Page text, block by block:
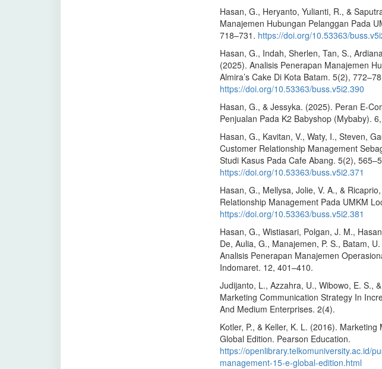
Hasan, G., Heryanto, Yulianti, R., &
Manajemen Hubungan Pelanggan Pada
718–731. https://doi.org/10.53363/
Hasan, G., Indah, Sherlen, Tan, S.,
(2025). Analisis Penerapan Manajemen
Almira’s Cake Di Kota Batam. 5(2),
https://doi.org/10.53363/buss.v5i2.390
Hasan, G., & Jessyka. (2025). Peran E-
Penjualan Pada K2 Babyshop (Mybaby).
Hasan, G., Kavitan, V., Waty, I., Steven,
Customer Relationship Management
Studi Kasus Pada Cafe Abang. 5(2),
https://doi.org/10.53363/buss.v5i2.371
Hasan, G., Mellysa, Jolie, V. A., &
Relationship Management Pada UMKM
https://doi.org/10.53363/buss.v5i2.381
Hasan, G., Wistiasari, Polgan, J. M.,
De, Aulia, G., Manajemen, P. S., Batam,
Analisis Penerapan Manajemen
Indomaret. 12, 401–410.
Judijanto, L., Azzahra, U., Wibowo, E. S.,
Marketing Communication Strategy In
And Medium Enterprises. 2(4).
Kotler, P., & Keller, K. L. (2016).
Global Edition. Pearson Education.
https://openlibrary.telkomuniversity.ac.id/
management-15-e-global-edition.html